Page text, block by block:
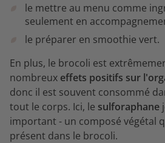
le mettre au menu comme
seulement en
le préparer en smoothie vert.
En plus, le brocoli est
nombreux effets positifs sur
donc il est souvent consommé
tout le corps. Ici, le sulforaphane
important - un composé végétal
présent dans le brocoli.